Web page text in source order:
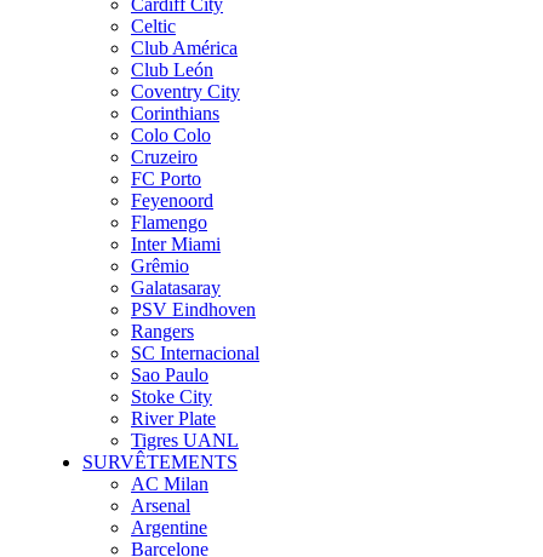
Cardiff City
Celtic
Club América
Club León
Coventry City
Corinthians
Colo Colo
Cruzeiro
FC Porto
Feyenoord
Flamengo
Inter Miami
Grêmio
Galatasaray
PSV Eindhoven
Rangers
SC Internacional
Sao Paulo
Stoke City
River Plate
Tigres UANL
SURVÊTEMENTS
AC Milan
Arsenal
Argentine
Barcelone